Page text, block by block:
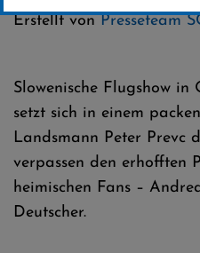
Erstellt vonPresseteam
Slowenische Flugshow
setzt sich in einem
Landsmann Peter Prevc
verpassen den erhofften
heimischen Fans –
Deutscher.